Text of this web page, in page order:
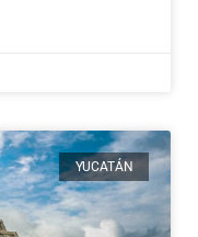
YUCATÁN